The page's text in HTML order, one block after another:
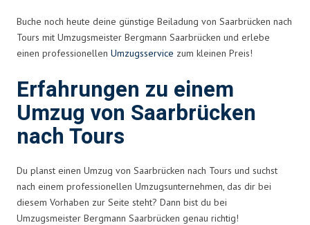
Buche noch heute deine günstige Beiladung von Saarbrücken nach
Tours mit Umzugsmeister Bergmann Saarbrücken und erlebe
einen professionellen Umzugsservice zum kleinen Preis!
Erfahrungen zu einem
Umzug von Saarbrücken
nach Tours
Du planst einen Umzug von Saarbrücken nach Tours und suchst
nach einem professionellen Umzugsunternehmen, das dir bei
diesem Vorhaben zur Seite steht? Dann bist du bei
Umzugsmeister Bergmann Saarbrücken genau richtig!